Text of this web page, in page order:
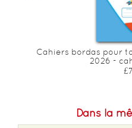
Cahiers bordas pour
2026 -
Dans la